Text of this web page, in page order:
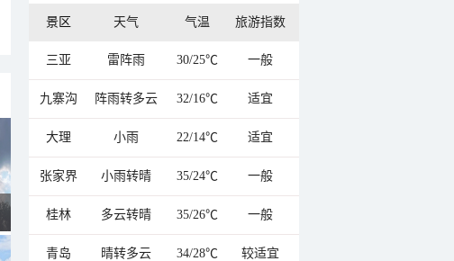
景区 天气 气温 旅游指数
三亚 雷阵雨 30/25℃ 一般
九寨沟 阵雨转多云 32/16℃ 适宜
大理 小雨 22/14℃ 适宜
张家界 小雨转晴 35/24℃ 一般
桂林 多云转晴 35/26℃ 一般
青岛 晴转多云 34/28℃ 较适宜